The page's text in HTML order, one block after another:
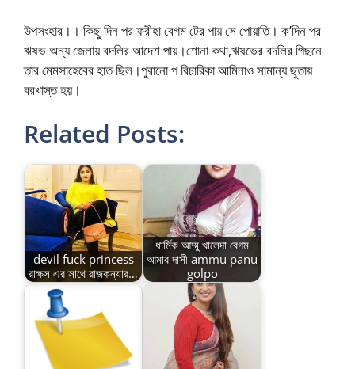
উপসংহার।। কিছু দিন পর ফরীহা বেগম টের পায় সে পোয়াতি। ক’দিন পর
ঋষভ অন্য জেলায় বদলির আদেশ পায়।শোনা কথা,ঋষভের বদলির পিছনে
তার মেমসাহেবের হাত ছিল।পুরানো প রিচারিকা আমিনাও সামান্য ছুতায়
বরখাস্ত হয়।
Related Posts:
devil fuck princess
রাক্ষস এর সাথে রাজকন্যার…
ধার্মিক আম্মু খালেদা বেগম
আমার দাসী ammu panu
golpo